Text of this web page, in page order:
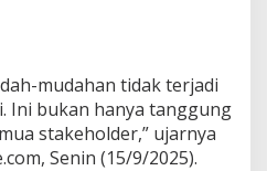
mudahan tidak terjadi
Ini bukan hanya tanggung
stakeholder,” ujarnya
Senin (15/9/2025).